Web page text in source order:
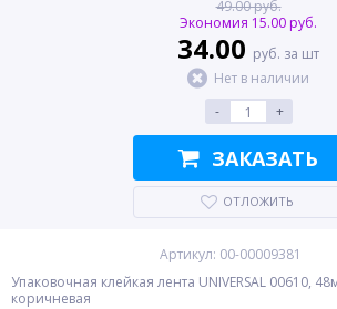
49.00 руб.
Экономия 15.00 руб.
34.00 руб. за шт
Нет в наличии
-
+
ЗАКАЗАТЬ
ОТЛОЖИТЬ
Артикул: 00-00009381
Упаковочная клейкая лента UNIVERSAL 00610,
коричневая